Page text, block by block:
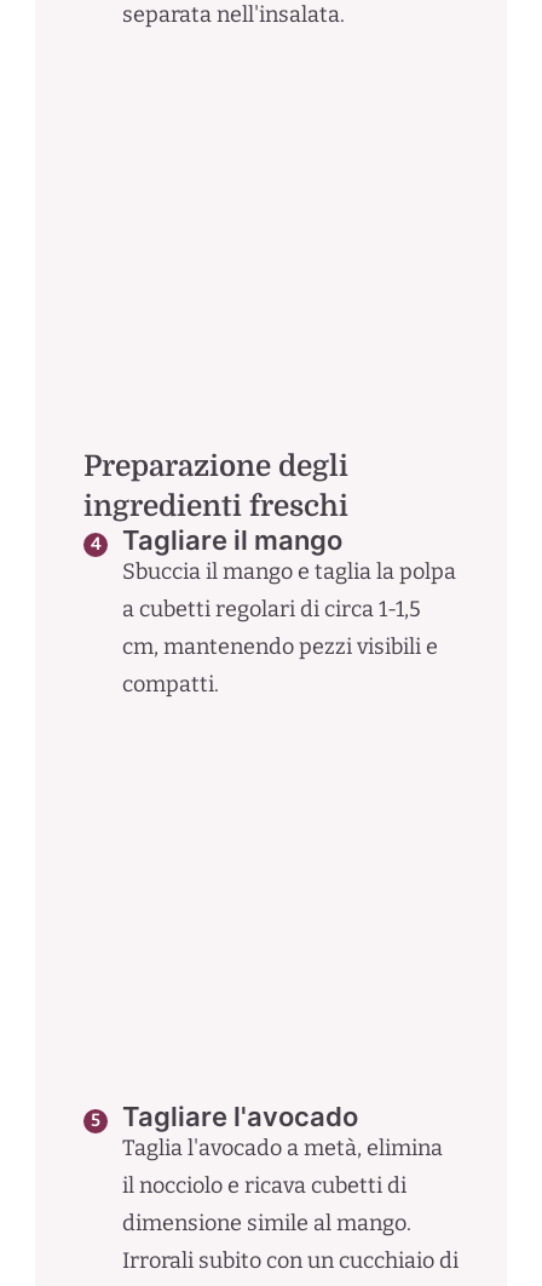
separata nell'insalata.
Preparazione degli
ingredienti freschi
Tagliare il mango
Sbuccia il mango e taglia la polpa
a cubetti regolari di circa 1-1,5
cm, mantenendo pezzi visibili e
compatti.
Tagliare l'avocado
Taglia l'avocado a metà, elimina
il nocciolo e ricava cubetti di
dimensione simile al mango.
Irrorali subito con un cucchiaio di